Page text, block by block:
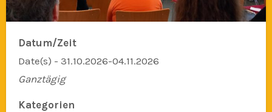
Datum/Zeit
Date(s) - 31.10.2026-04.11.2026
Ganztägig
Kategorien